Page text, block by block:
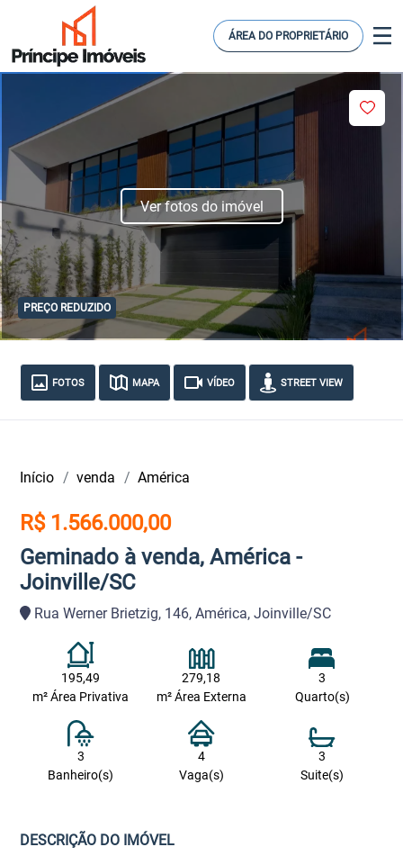
ÁREA DO PROPRIETÁRIO
PREÇO REDUZIDO
Ver fotos do imóvel
FOTOS MAPA VÍDEO STREET VIEW
Início venda América
R$ 1.566.000,00
Geminado à venda, América -
Joinville/SC
Rua Werner Brietzig, 146, América, Joinville/SC
195,49
m² Área Privativa
279,18
m² Área Externa
3
Quarto(s)
3
Banheiro(s)
4
Vaga(s)
3
Suite(s)
DESCRIÇÃO DO IMÓVEL